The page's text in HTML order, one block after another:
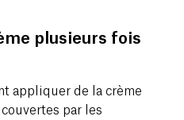
plusieurs fois
appliquer de la crème
par les